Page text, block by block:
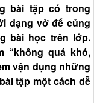
bài tập có trong
dạng vở để củng
bài học trên lớp.
“không quá khó,
vận dụng những
tập một cách dễ